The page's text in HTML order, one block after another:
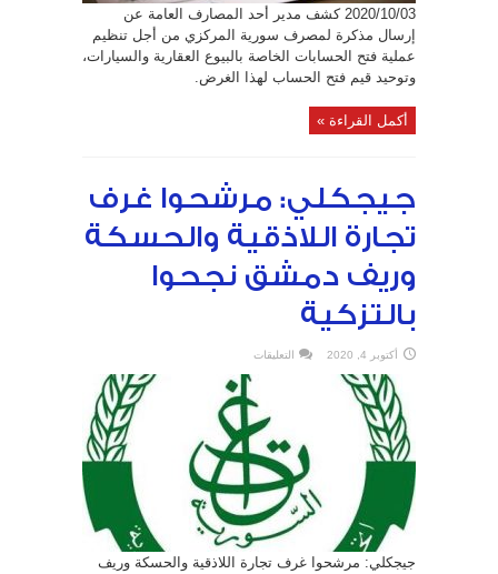
2020/10/03 كشف مدير أحد المصارف العامة عن
إرسال مذكرة لمصرف سورية المركزي من أجل تنظيم
عملية فتح الحسابات الخاصة بالبيوع العقارية والسيارات،
وتوحيد قيم فتح الحساب لهذا الغرض.
أكمل القراءة »
جيجكلي: مرشحوا غرف
تجارة اللاذقية والحسكة
وريف دمشق نجحوا
بالتزكية
أكتوبر 4, 2020 التعليقات
مرشحوا
غرف
تجارة
اللاذقية
والحسكة
وريف
دمشق
نجحوا
بالتزكية
مغلقة
جيجكلي: مرشحوا غرف تجارة اللاذقية والحسكة وريف